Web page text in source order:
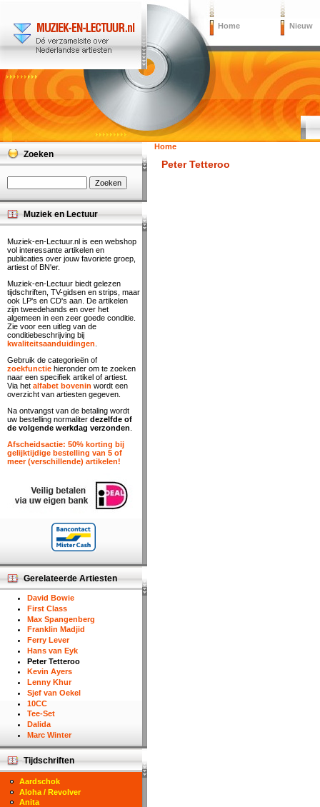
Home Nieuw
Home
Peter Tetteroo
Zoeken
Muziek en Lectuur
Muziek-en-Lectuur.nl is een webshop
vol interessante artikelen en
publicaties over jouw favoriete groep,
artiest of BN'er.
Muziek-en-Lectuur biedt gelezen
tijdschriften, TV-gidsen en strips, maar
ook LP's en CD's aan. De artikelen
zijn tweedehands en over het
algemeen in een zeer goede conditie.
Zie voor een uitleg van de
conditiebeschrijving bij
kwaliteitsaanduidingen
Gebruik de categorieën of
zoekfunctie hieronder om te zoeken
naar een specifiek artikel of artiest.
Via het alfabet bovenin wordt een
overzicht van artiesten gegeven.
Na ontvangst van de betaling wordt
uw bestelling normaliter dezelfde of
de volgende werkdag verzonden
Afscheidsactie: 50% korting bij
gelijktijdige bestelling van 5 of
meer (verschillende) artikelen!
Gerelateerde Artiesten
David Bowie
First Class
Max Spangenberg
Franklin Madjid
Ferry Lever
Hans van Eyk
Peter Tetteroo
Kevin Ayers
Lenny Khur
Sjef van Oekel
10CC
Tee-Set
Dalida
Marc Winter
Tijdschriften
Aardschok
Aloha / Revolver
Anita